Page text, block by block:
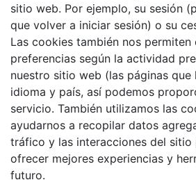
sitio web. Por ejemplo, su sesión
que volver a iniciar sesión) o su
Las cookies también nos permiten
preferencias según la actividad
nuestro sitio web (las páginas que
idioma y país, así podemos
servicio. También utilizamos las
ayudarnos a recopilar datos
tráfico y las interacciones del sitio
ofrecer mejores experiencias y
futuro.